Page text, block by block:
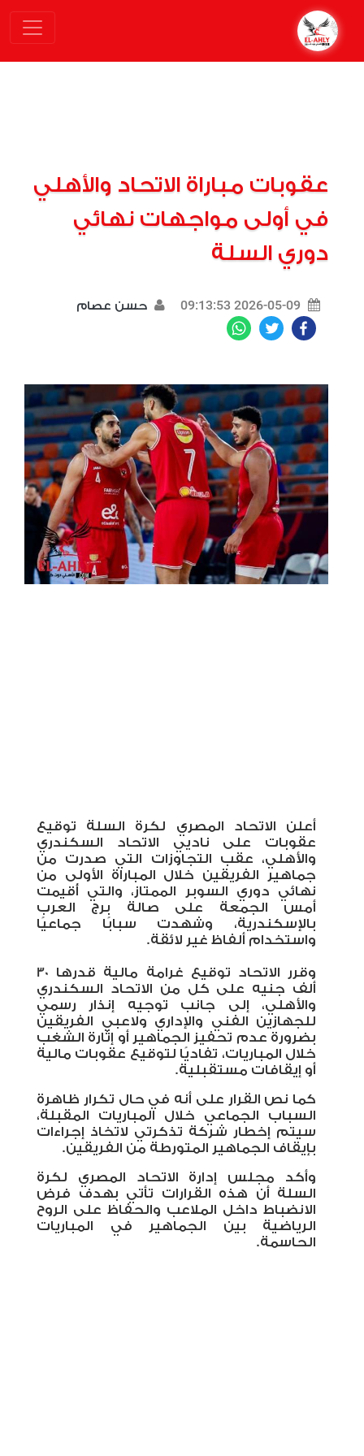
عقوبات مباراة الاتحاد والأهلي
في أولى مواجهات نهائي
دوري السلة
2026-05-09 09:13:53 حسن عصام
Facebook
Twitter
أعلن الاتحاد المصري لكرة السلة توقيع
عقوبات على ناديي الاتحاد السكندري
والأهلي، عقب التجاوزات التي صدرت من
جماهير الفريقين خلال المباراة الأولى من
نهائي دوري السوبر الممتاز، والتي أُقيمت
أمس الجمعة على صالة برج العرب
بالإسكندرية، وشهدت سبابًا جماعيًا
واستخدام ألفاظ غير لائقة.
وقرر الاتحاد توقيع غرامة مالية قدرها 30
ألف جنيه على كل من الاتحاد السكندري
والأهلي، إلى جانب توجيه إنذار رسمي
للجهازين الفني والإداري ولاعبي الفريقين
بضرورة عدم تحفيز الجماهير أو إثارة الشغب
خلال المباريات، تفاديًا لتوقيع عقوبات مالية
أو إيقافات مستقبلية.
كما نص القرار على أنه في حال تكرار ظاهرة
السباب الجماعي خلال المباريات المقبلة،
سيتم إخطار شركة تذكرتي لاتخاذ إجراءات
بإيقاف الجماهير المتورطة من الفريقين.
وأكد مجلس إدارة الاتحاد المصري لكرة
السلة أن هذه القرارات تأتي بهدف فرض
الانضباط داخل الملاعب والحفاظ على الروح
الرياضية بين الجماهير في المباريات
الحاسمة.